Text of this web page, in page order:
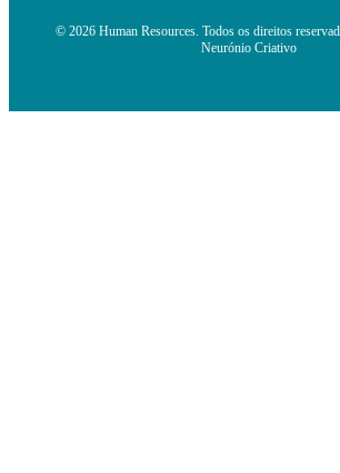
© 2026 Human Resources. Todos os direitos
Neurónio Criativo